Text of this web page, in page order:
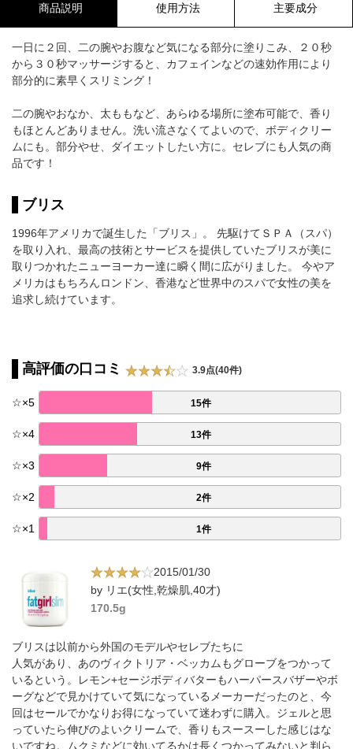
商品説明 使用方法 主要成分
一日に２回、二の腕やお腹など気になる部分に塗りこみ、２０秒
から３０秒マッサージすると、カフェインなどの速効作用により
部分的に素早くスリミング！
二の腕やおなか、太ももなど、あらゆる場所に塗布可能で、香り
もほとんどありません。洗い流さなくてよいので、ボディクリー
ムにも。部分やせ、ダイエットしたい方に。セレブにも人気の商
品です！
ブリス
1996年アメリカで誕生した「ブリス」。 先駆けてＳＰＡ（スパ）
を取り入れ、最高の技術とサービスを提供していたブリスが美に
取りつかれたニューヨーカー達に瞬く間に広がりました。 今やア
メリカはもちろんロンドン、香港など世界中のスパで女性の美を
追求し続けています。
高評価の口コミ 3.9点(40件)
☆×5 15件
☆×4 13件
☆×3 9件
☆×2 2件
☆×1 1件
2015/01/30
by リエ(女性,乾燥肌,40才)
170.5g
ブリスは以前から外国のモデルやセレブたちに
人気があり、あのヴィクトリア・ベッカムもグローブをつかって
いるという。レモン+セージボディバターもハーパースバザーやボ
ーグなどで見かけていて気になっているメーカーだったのと、今
回はセールでかなりお得になっていて迷わずに購入。ジェルと思
っていたら伸びのよいクリームで、香りもスースーした感じはな
いですね。ムクミなどに効いてるかは長くつかってみないと判ら